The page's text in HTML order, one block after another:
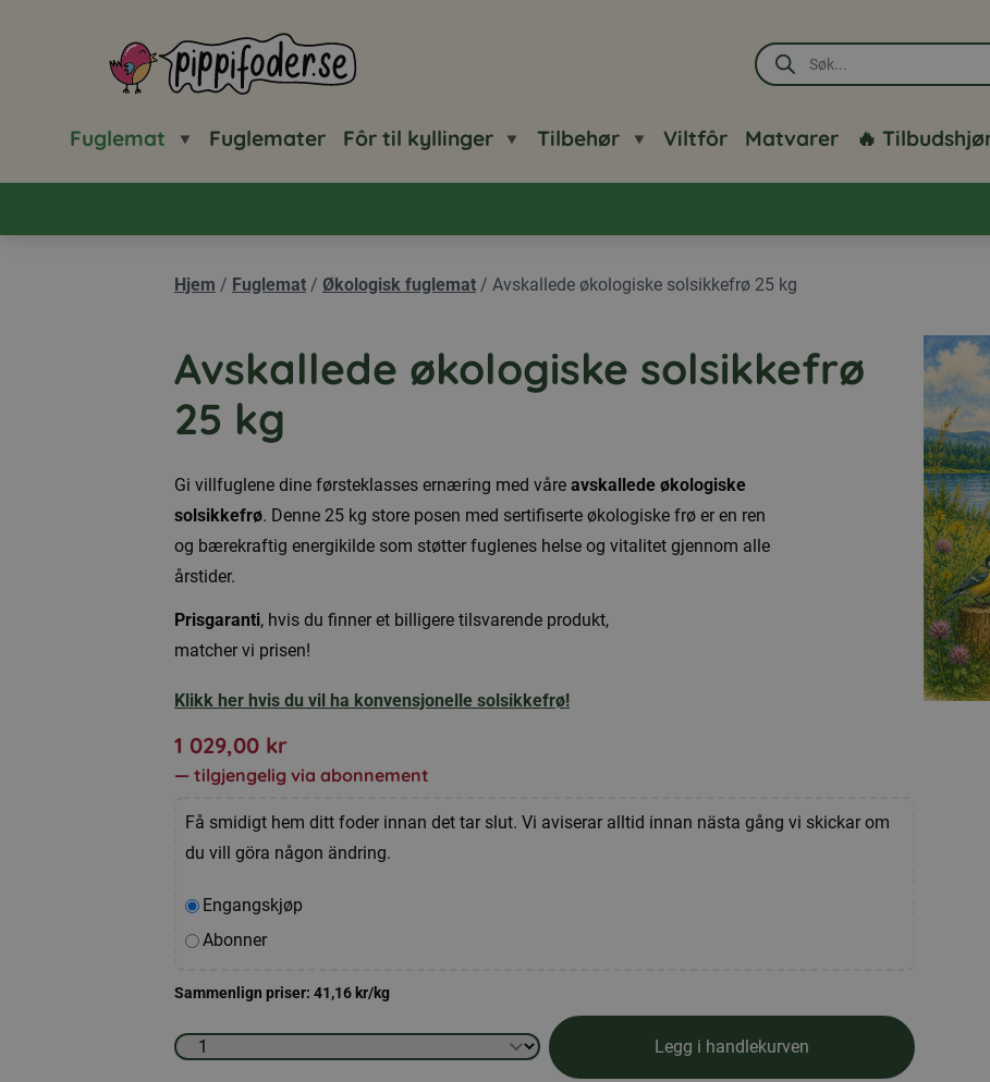
Pippifoder logo
Products
search
Fuglemat Fuglemater Fôr til kyllinger Tilbehør Viltfôr Matvarer 🔥
Hjem / Fuglemat / Økologisk fuglemat / Avskallede økologiske solsikkefrø 25 kg
Avskallede økologiske solsikkefrø
25 kg
Gi villfuglene dine førsteklasses ernæring med våre avskallede økologiske
solsikkefrø. Denne 25 kg store posen med sertifiserte økologiske frø er en ren
og bærekraftig energikilde som støtter fuglenes helse og vitalitet gjennom alle
årstider.
Prisgaranti, hvis du finner et billigere tilsvarende produkt,
matcher vi prisen!
Klikk her hvis du vil ha konvensjonelle solsikkefrø!
1 029,00 kr
— tilgjengelig via abonnement
Få smidigt hem ditt foder innan det tar slut. Vi aviserar alltid innan nästa gång vi skickar om
du vill göra någon ändring.
Velg
kjøpstype
Engangskjøp
Abonner
Sammenlign priser: 41,16 kr/kg
Avskallede
Legg i handlekurven